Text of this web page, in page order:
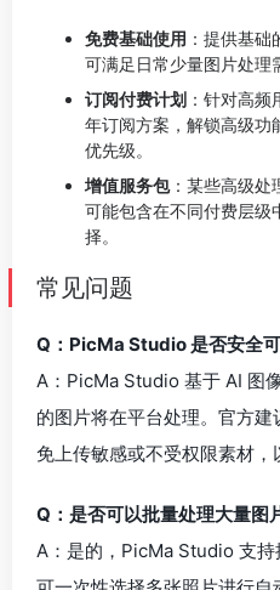
免费基础使用 ：提供基础
可满足日常少量图片处理
订阅付费计划 ：针对高
年订阅方案，解锁高级功
优先级。
增值服务包：某些高级处
可能包含在不同付费层级
择。
常见问题
Q：PicMa Studio 是否安全
A：PicMa Studio 基于 AI 图
的图片将在平台处理。官方
免上传敏感或不受权限素材，
Q：是否可以批量处理大量图
A：是的，PicMa Studio 支持